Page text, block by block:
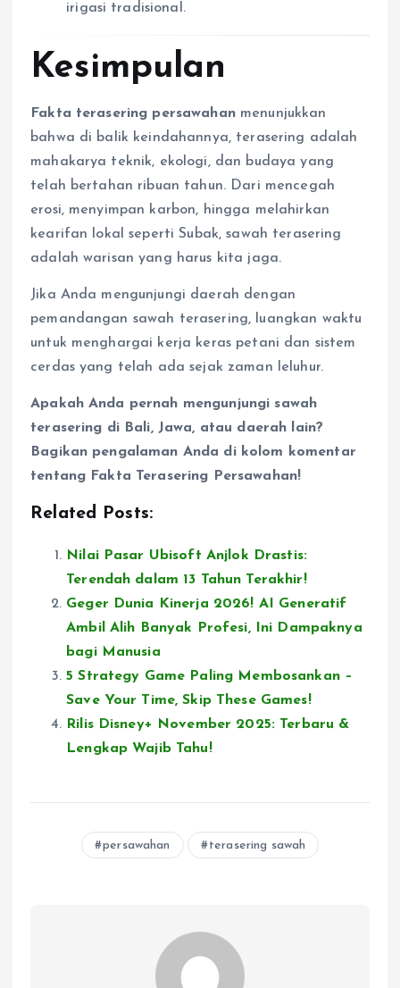
irigasi tradisional.
Kesimpulan
Fakta terasering persawahanmenunjukkan
bahwa di balik keindahannya, terasering adalah
mahakarya teknik, ekologi, dan budaya yang
telah bertahan ribuan tahun. Dari mencegah
erosi, menyimpan karbon, hingga melahirkan
kearifan lokal seperti Subak, sawah terasering
adalah warisan yang harus kita jaga.
Jika Anda mengunjungi daerah dengan
pemandangan sawah terasering, luangkan waktu
untuk menghargai kerja keras petani dan sistem
cerdas yang telah ada sejak zaman leluhur.
Apakah Anda pernah mengunjungi sawah
terasering di Bali, Jawa, atau daerah lain?
Bagikan pengalaman Anda di kolom komentar
tentang Fakta Terasering Persawahan!
Related Posts:
Nilai Pasar Ubisoft Anjlok Drastis:
Terendah dalam 13 Tahun Terakhir!
Geger Dunia Kinerja 2026! AI Generatif
Ambil Alih Banyak Profesi, Ini Dampaknya
bagi Manusia
5 Strategy Game Paling Membosankan –
Save Your Time, Skip These Games!
Rilis Disney+ November 2025: Terbaru &
Lengkap Wajib Tahu!
persawahan terasering sawah